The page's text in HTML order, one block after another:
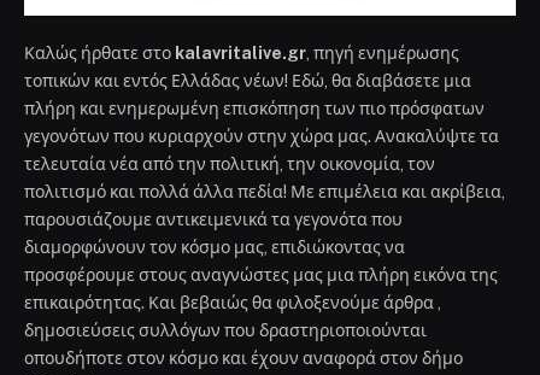
Καλώς ήρθατε στο kalavritalive.gr , πηγή ενημέρωσης
τοπικών και εντός Ελλάδας νέων! Εδώ, θα διαβάσετε μια
πλήρη και ενημερωμένη επισκόπηση των πιο πρόσφατων
γεγονότων που κυριαρχούν στην χώρα μας. Ανακαλύψτε τα
τελευταία νέα από την πολιτική, την οικονομία, τον
πολιτισμό και πολλά άλλα πεδία! Με επιμέλεια και ακρίβεια,
παρουσιάζουμε αντικειμενικά τα γεγονότα που
διαμορφώνουν τον κόσμο μας, επιδιώκοντας να
προσφέρουμε στους αναγνώστες μας μια πλήρη εικόνα της
επικαιρότητας. Και βεβαιώς θα φιλοξενούμε άρθρα ,
δημοσιεύσεις συλλόγων που δραστηριοποιούνται
οπουδήποτε στον κόσμο και έχουν αναφορά στον δήμο